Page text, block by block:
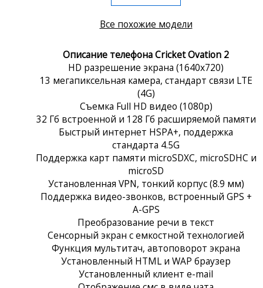
Все похожие модели
Описание телефона Cricket Ovation 2
HD разрешение экрана (1640x720)
13 мегапиксельная камера, стандарт связи LTE
(4G)
Съемка Full HD видео (1080p)
32 Гб встроенной и 128 Гб расширяемой памяти
Быстрый интернет HSPA+, поддержка
стандарта 4.5G
Поддержка карт памяти microSDXC, microSDHC и
microSD
Установленная VPN, тонкий корпус (8.9 мм)
Поддержка видео-звонков, встроенный GPS +
A-GPS
Преобразование речи в текст
Сенсорный экран c емкостной технологией
Функция мультитач, автоповорот экрана
Установленный HTML и WAP браузер
Установленный клиент e-mail